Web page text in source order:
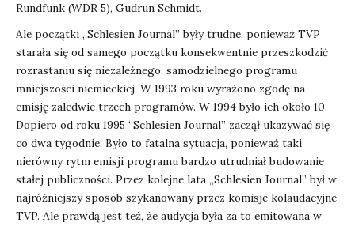
Rundfunk (WDR 5), Gudrun Schmidt.
Ale początki „Schlesien Journal” były trudne, ponieważ TVP
starała się od samego początku konsekwentnie przeszkodzić
rozrastaniu się niezależnego, samodzielnego programu
mniejszości niemieckiej. W 1993 roku wyrażono zgodę na
emisję zaledwie trzech programów. W 1994 było ich około 10.
Dopiero od roku 1995 “Schlesien Journal” zaczął ukazywać się
co dwa tygodnie. Było to fatalna sytuacja, ponieważ taki
nierówny rytm emisji programu bardzo utrudniał budowanie
stałej publiczności. Przez kolejne lata „Schlesien Journal” był w
najróżniejszy sposób szykanowany przez komisje kolaudacyjne
TVP. Ale prawdą jest też, że audycja była za to emitowana w